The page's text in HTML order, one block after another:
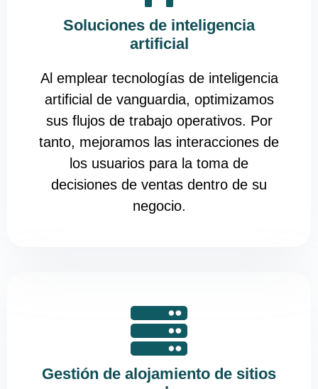
Soluciones de inteligencia
artificial
Al emplear tecnologías de inteligencia
artificial de vanguardia, optimizamos
sus flujos de trabajo operativos. Por
tanto, mejoramos las interacciones de
los usuarios para la toma de
decisiones de ventas dentro de su
negocio.
Gestión de alojamiento de sitios